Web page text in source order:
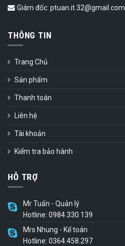
Giám đốc: ptuan.it.32@gmail.com
THÔNG TIN
Trang Chủ
Sản phẩm
Thanh toán
Liên hệ
Tài khoản
Kiểm tra bảo hành
HỖ TRỢ
Mr Tuấn - Quản lý
Hotline: 0984.330.139
Mrs Nhung - Kế toán
Hotline: 0364.458.297